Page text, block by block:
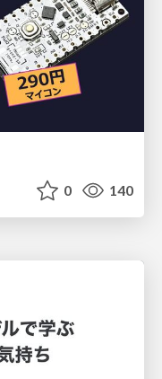
0 140